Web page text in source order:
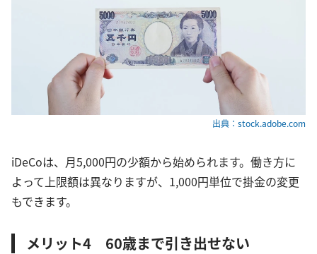
出典：stock.adobe.com
iDeCoは、月5,000円の少額から始められます。働き方に
よって上限額は異なりますが、1,000円単位で掛金の変更
もできます。
メリット4 60歳まで引き出せない